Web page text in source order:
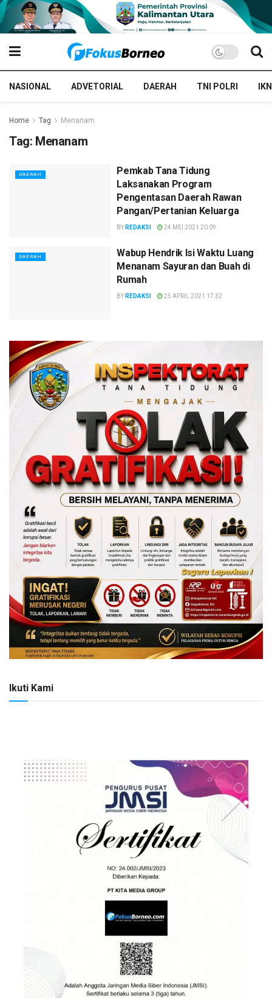
NASIONAL ADVETORIAL DAERAH TNI POLRI IKN
Home Tag Menanam
Tag: Menanam
DAERAH
Pemkab Tana Tidung
Laksanakan Program
Pengentasan Daerah Rawan
Pangan/Pertanian Keluarga
BY REDAKSI 24 MEI 2021 20:09
DAERAH
Wabup Hendrik Isi Waktu Luang
Menanam Sayuran dan Buah di
Rumah
BY REDAKSI 25 APRIL 2021 17:32
Ikuti Kami